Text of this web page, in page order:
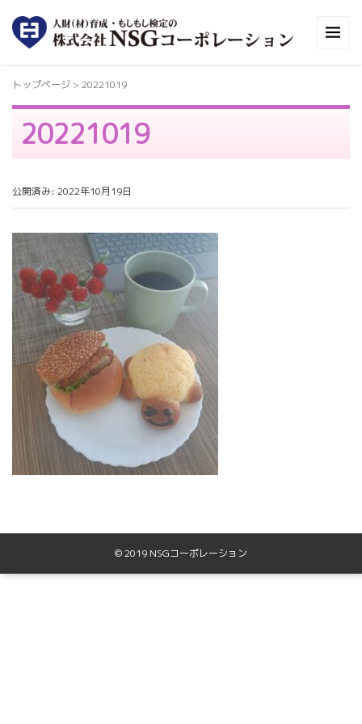
トップページ > 20221019
20221019
公開済み: 2022年10月19日
© 2019 NSGコーポレーション